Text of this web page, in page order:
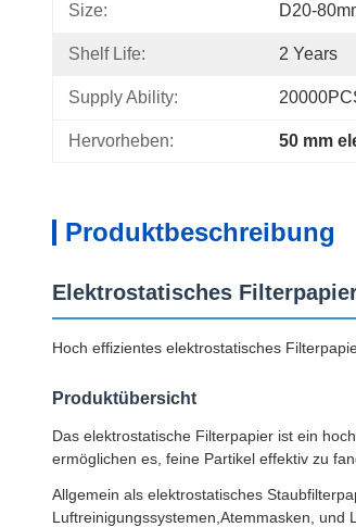
Size: D20-
Shelf Life: 2 Years
Supply Ability:
Hervorheben: 50 mm
Produktbeschreibung
Elektrostatisches
Hoch effizientes elektrostatisches
Produktübersicht
Das elektrostatische Filterpapier ist ein
ermöglichen es, feine Partikel effektiv zu
Allgemein als elektrostatisches
Luftreinigungssystemen,Atemmasken, und